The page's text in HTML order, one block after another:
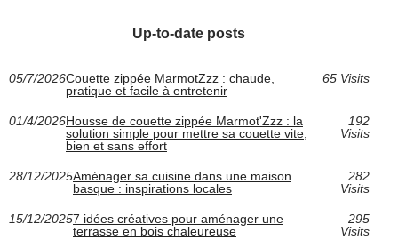
Up-to-date posts
05/7/2026Couette zippée MarmotZzz : chaude,
pratique et facile à entretenir
65 Visits
01/4/2026Housse de couette zippée Marmot'Zzz : la
solution simple pour mettre sa couette vite,
bien et sans effort
192
Visits
28/12/2025Aménager sa cuisine dans une maison
basque : inspirations locales
282
Visits
15/12/20257 idées créatives pour aménager une
terrasse en bois chaleureuse
295
Visits